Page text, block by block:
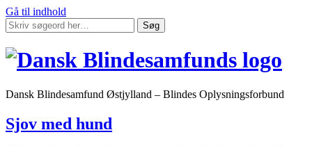
Gå til indhold
Søg
Dansk Blindesamfund Østjylland – Blindes Oplysningsforbund
Sjov med hund